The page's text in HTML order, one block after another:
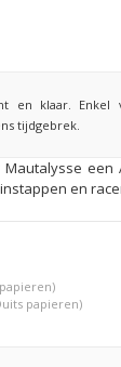
en klaar. Enkel
tijdgebrek.
een
en
papieren)